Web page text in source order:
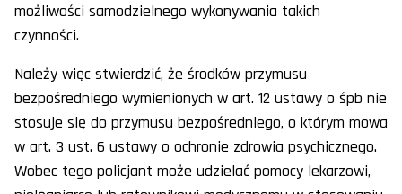
możliwości samodzielnego wykonywania takich
czynności.
Należy więc stwierdzić, że środków przymusu
bezpośredniego wymienionych w art. 12 ustawy o śpb nie
stosuje się do przymusu bezpośredniego, o którym mowa
w art. 3 ust. 6 ustawy o ochronie zdrowia psychicznego.
Wobec tego policjant może udzielać pomocy lekarzowi,